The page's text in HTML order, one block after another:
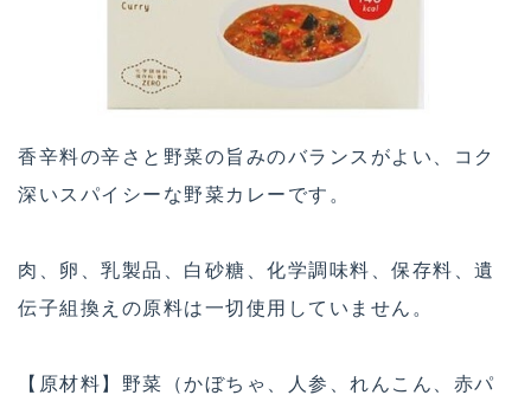
香辛料の辛さと野菜の旨みのバランスがよい、コク
深いスパイシーな野菜カレーです。
肉、卵、乳製品、白砂糖、化学調味料、保存料、遺
伝子組換えの原料は一切使用していません。
【原材料】野菜（かぼちゃ、人参、れんこん、赤パ